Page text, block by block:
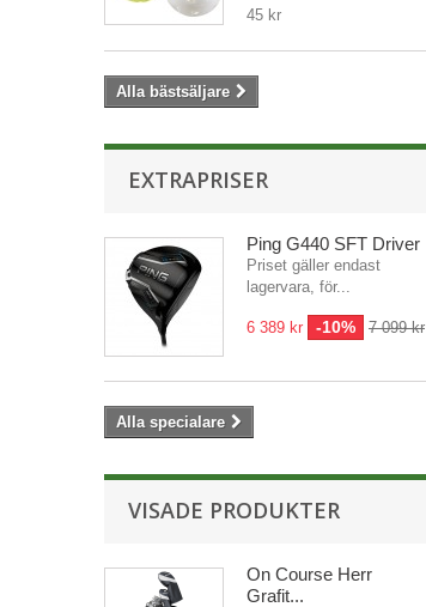
45 kr
Alla bästsäljare
EXTRAPRISER
Ping G440 SFT Driver
Priset gäller endast
lagervara, för...
6 389 kr -10% 7 099 kr
Alla specialare
VISADE PRODUKTER
On Course Herr
Grafit...